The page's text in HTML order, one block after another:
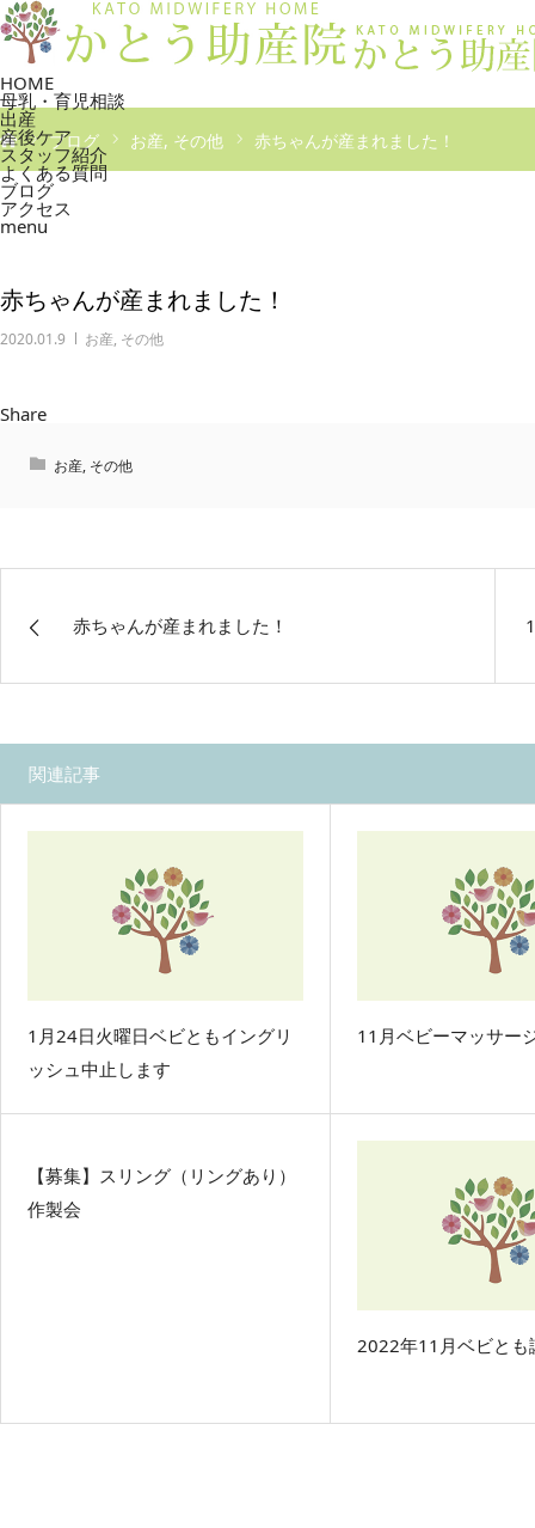
HOME
母乳・育児相談
出産
産後ケア
スタッフ紹介
よくある質問
ブログ
アクセス
menu
ブログ お産 その他 赤ちゃんが産まれました！
赤ちゃんが産まれました！
2020.01.9 お産, その他
Share
お産, その他
赤ちゃんが産まれました！
関連記事
1月24日火曜日ベビともイングリ
ッシュ中止します
11月ベビーマッサー
【募集】スリング（リングあり）
作製会
2022年11月ベビとも